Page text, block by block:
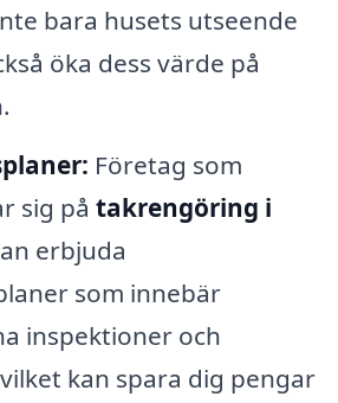
bara husets utseende
öka dess värde på
Företag som
sig på takrengöring i
erbjuda
som innebär
inspektioner och
kan spara dig pengar